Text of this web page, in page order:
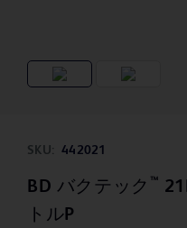
SKU: 442021
BD バクテック ™
トルP